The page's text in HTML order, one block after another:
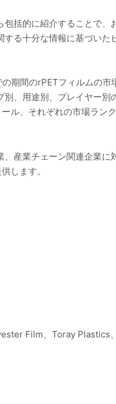
括的に紹介することで
る十分な情報に基づい
期間のrPETフィルムの
、用途別、プレイヤー別
ル、それぞれの市場ラン
産業チェーン関連企業
します。
Film、Toray Plastics